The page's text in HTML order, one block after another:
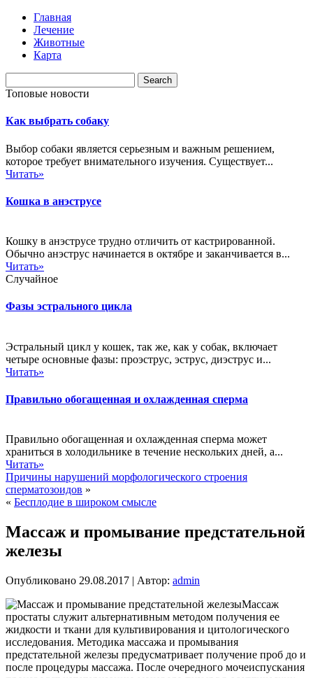
Главная
Лечение
Животные
Карта
Топовые новости
Как выбрать собаку
Выбор собаки является серьезным и важным решением,
которое требует внимательного изучения. Существует...
Читать»
Кошка в анэструсе
Кошку в анэструсе трудно отличить от кастрированной.
Обычно анэструс начинается в октябре и заканчивается в...
Читать»
Случайное
Фазы эстрального цикла
Эстральный цикл у кошек, так же, как у собак, включает
четыре основные фазы: проэструс, эструс, диэструс и...
Читать»
Правильно обогащенная и охлажденная сперма
Правильно обогащенная и охлажденная сперма может
храниться в холодильнике в течение нескольких дней, а...
Читать»
Причины нарушений морфологического строения
сперматозоидов »
« Бесплодие в широком смысле
Массаж и промывание предстательной
железы
Опубликовано 29.08.2017 | Автор: admin
Массаж
простаты служит альтернативным методом получения ее
жидкости и ткани для культивирования и цитологического
исследования. Методика массажа и промывания
предстательной железы предусматривает получение проб до и
после процедуры массажа. После очередного мочеиспускания